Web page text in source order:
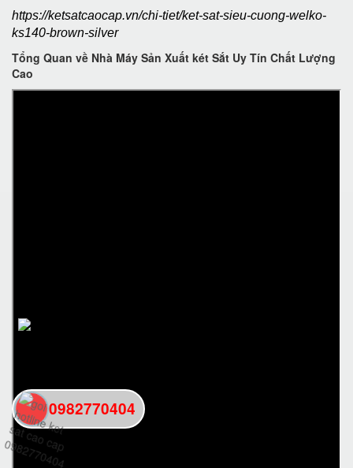
https://ketsatcaocap.vn/chi-tiet/ket-sat-sieu-cuong-welko-
ks140-brown-silver
Tổng Quan về Nhà Máy Sản Xuất két Sắt Uy Tín Chất Lượng
Cao
0982770404